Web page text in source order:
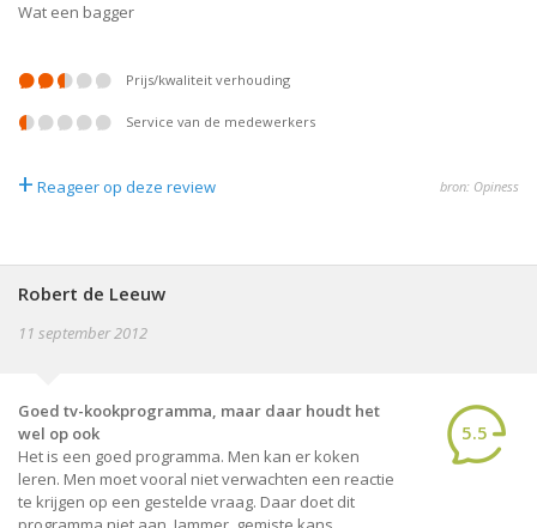
Wat een bagger
prijs/kwaliteit verhouding
service van de medewerkers
+ Reageer op deze review bron: Opiness
Robert de Leeuw
11 september 2012
Goed tv-kookprogramma, maar daar houdt het
wel op ook
Het is een goed programma. Men kan er koken
leren. Men moet vooral niet verwachten een reactie
te krijgen op een gestelde vraag. Daar doet dit
5.5